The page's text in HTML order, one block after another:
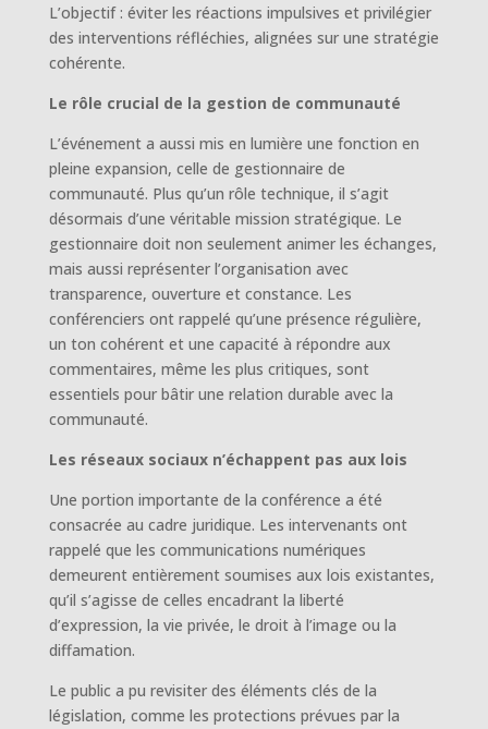
L’objectif : éviter les réactions impulsives et privilégier
des interventions réfléchies, alignées sur une stratégie
cohérente.
Le rôle crucial de la gestion de communauté
L’événement a aussi mis en lumière une fonction en
pleine expansion, celle de gestionnaire de
communauté. Plus qu’un rôle technique, il s’agit
désormais d’une véritable mission stratégique. Le
gestionnaire doit non seulement animer les échanges,
mais aussi représenter l’organisation avec
transparence, ouverture et constance. Les
conférenciers ont rappelé qu’une présence régulière,
un ton cohérent et une capacité à répondre aux
commentaires, même les plus critiques, sont
essentiels pour bâtir une relation durable avec la
communauté.
Les réseaux sociaux n’échappent pas aux lois
Une portion importante de la conférence a été
consacrée au cadre juridique. Les intervenants ont
rappelé que les communications numériques
demeurent entièrement soumises aux lois existantes,
qu’il s’agisse de celles encadrant la liberté
d’expression, la vie privée, le droit à l’image ou la
diffamation.
Le public a pu revisiter des éléments clés de la
législation, comme les protections prévues par la